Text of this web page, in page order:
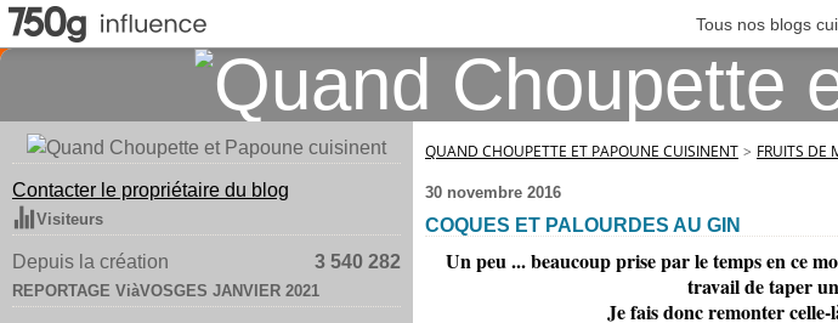
Tous nos blogs
Contacter le propriétaire du blog
Visiteurs
Depuis la création 3 540 282
REPORTAGE ViàVOSGES JANVIER 2021
QUAND CHOUPETTE ET PAPOUNE CUISINENT > FRUITS DE
30 novembre 2016
COQUES ET PALOURDES AU GIN
Un peu ... beaucoup prise par le temps en ce
travail de taper
Je fais donc remonter celle-